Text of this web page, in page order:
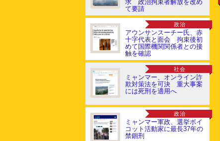
求 政治拘束者解放を改め
て要請
政治
アウンサンスーチー氏、赤
十字代表と面会 拘束後初
めて国際機関関係者との接
触を確認
社会
ミャンマー、オンライン詐
欺対策法を可決 重大事案
には死刑を適用へ
政治
ミャンマー軍政、選挙ボイ
コット活動家に最長37年の
禁錮刑